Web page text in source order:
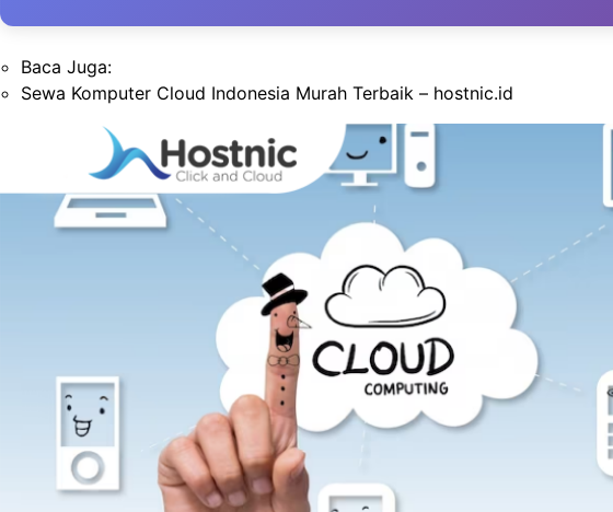
Baca Juga:
Sewa Komputer Cloud Indonesia Murah Terbaik – hostnic.id